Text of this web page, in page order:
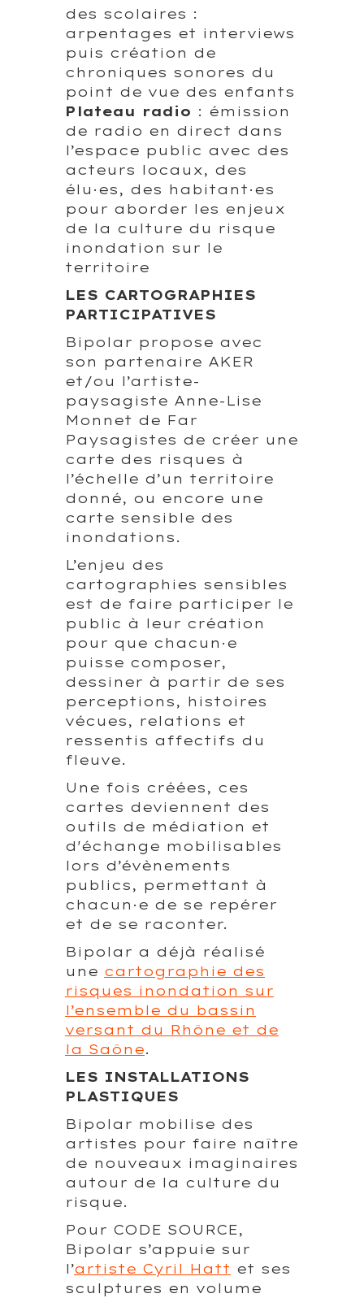
des scolaires :
arpentages et interviews
puis création de
chroniques sonores du
point de vue des enfants
Plateau radio : émission
de radio en direct dans
l’espace public avec des
acteurs locaux, des
élu·es, des habitant·es
pour aborder les enjeux
de la culture du risque
inondation sur le
territoire
LES CARTOGRAPHIES
PARTICIPATIVES
Bipolar propose avec
son partenaire AKER
et/ou l’artiste-
paysagiste Anne-Lise
Monnet de Far
Paysagistes de créer une
carte des risques à
l’échelle d’un territoire
donné, ou encore une
carte sensible des
inondations.
L’enjeu des
cartographies sensibles
est de faire participer le
public à leur création
pour que chacun·e
puisse composer,
dessiner à partir de ses
perceptions, histoires
vécues, relations et
ressentis affectifs du
fleuve.
Une fois créées, ces
cartes deviennent des
outils de médiation et
d'échange mobilisables
lors d’évènements
publics, permettant à
chacun·e de se repérer
et de se raconter.
Bipolar a déjà réalisé
une cartographie des
risques inondation sur
l’ensemble du bassin
versant du Rhône et de
la Saône.
LES INSTALLATIONS
PLASTIQUES
Bipolar mobilise des
artistes pour faire naître
de nouveaux imaginaires
autour de la culture du
risque.
Pour CODE SOURCE,
Bipolar s’appuie sur
l’artiste Cyril Hatt et ses
sculptures en volume